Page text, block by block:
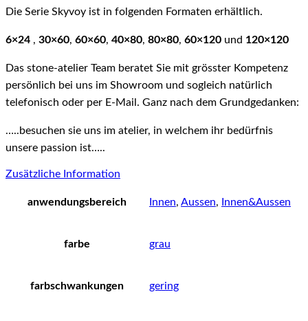
Die Serie Skyvoy ist in folgenden Formaten erhältlich.
6×24 , 30×60, 60×60, 40×80, 80×80, 60×120 und 120×120
Das stone-atelier Team beratet Sie mit grösster Kompetenz
persönlich bei uns im Showroom und sogleich natürlich
telefonisch oder per E-Mail. Ganz nach dem Grundgedanken:
…..besuchen sie uns im atelier, in welchem ihr bedürfnis
unsere passion ist…..
Zusätzliche Information
anwendungsbereich Innen, Aussen, Innen&Aussen
farbe grau
farbschwankungen gering